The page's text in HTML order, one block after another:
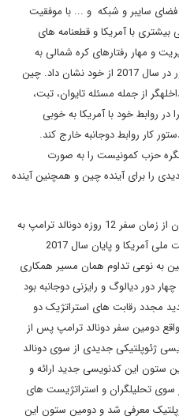
فضای سایبر و شبکه و ... با موفقیت
بیشتری با آمریکا و قطعنامه های
و مهار رفتارهای کره شمالی به
عنوان مهم ترین پرونده امنیتی این کشور در سال 2017 از خود نشان داد. چین
از جمله مسئله تایوان، تبت،
روابط خود با آمریکا به خوبی
کار روابط دوجانبه خارج کند.
حزب کمونیست را به صورت
را برای آینده چین و همچنین آینده
دوره سوم روابط چین و امریکا را می توان از زمان سفر 12 روزه دونالد ترامپ به
آسیا و چین تا زمان اعلام استراتژی امنیت ملی آمریکا و پایان سال 2017
به نوعی تداوم همان مسیر همکاری
دور دیالوگ و رایزنی دوجانبه بود
مجدد رقابت های استراتژیک دو
دومین سفر دونالد ترامپ پس از
ژئوپلتیکی جدیدی از سوی دونالد
ستون این کدنویسی جدید ارائه و
سوی تحلیلگران و استراتژیست های
معرفی شد و دومین ستون این